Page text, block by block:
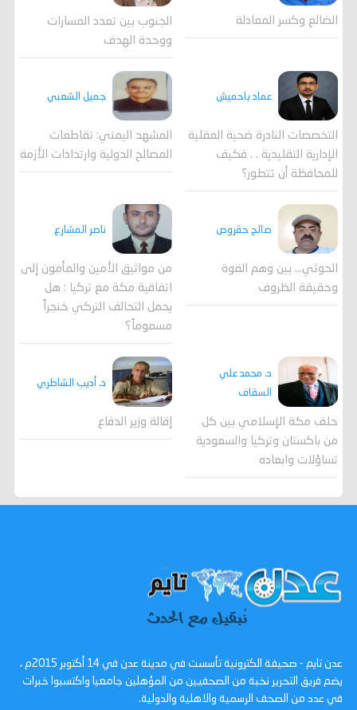
الضالع وكسر المعادلة
الجنوب بين تعدد المسارات
ووحدة الهدف
عماد باحميش
التخصصات النادرة ضحية العقلية
الإدارية التقليدية . . فكيف
للمحافظة أن تتطور؟
جميل الشعبي
المشهد اليمني: تقاطعات
المصالح الدولية وارتدادات الأزمة
صالح حقروص
الحوثي... بين وهم القوة
وحقيقة الظروف
ناصر المشارع
من مواثيق الأمين والمأمون إلى
اتفاقية مكة مع تركيا : هل
يحمل التحالف التركي خنجراً
مسموماً؟
د. محمد علي
السقاف
حلف مكة الإسلامي بين كل
من باكستان وتركيا والسعودية
تساؤلات وابعاده
د. أديب الشاطري
إقالة وزير الدفاع
عدن تايم - صحيفة الكترونية تأسست في مدينة عدن في 14 أكتوبر 2015م ،
يضم فريق التحرير نخبة من الصحفيين من المؤهلين جامعيا واكتسبوا خبرات
في عدد من الصحف الرسمية والاهلية والدولية.